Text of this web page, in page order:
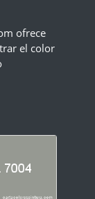
ofrece
el color